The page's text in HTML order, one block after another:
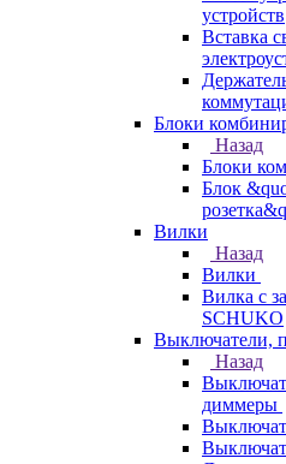
устройств
Вставка
Блоки
Назад
Блоки
Блок
Вилки
Назад
Вилки
Вилка с
SCHUKO
Выключатели,
Назад
диммеры